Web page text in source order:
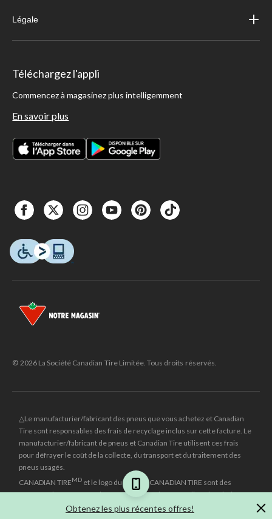
Obtenez les plus récentes offres!
Légale
Téléchargez l'appli
Commencez à magasinez plus intelligemment
En savoir plus
© 2026 La Société Canadian Tire Limitée. Tous droits réservés.
△Le manufacturier/fabricant des pneus que vous achetez et Canadian
Tire sont responsables des frais de recyclage inclus sur cette facture. Le
manufacturier/fabricant de pneus et Canadian Tire utilisent ces frais
pour défrayer le coût de la collecte, du transport et du traitement des
pneus usagés.
CANADIAN TIREMD et le logo du triangle CANADIAN TIRE sont des
marques de commerce déposées de la Société Canadian Tire Limitée.